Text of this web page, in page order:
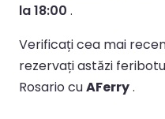
la 18:00 .
Verificați cea mai
rezervați astăzi
Rosario cuAFerry.